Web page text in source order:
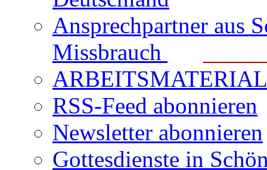
Ansprechpartner aus
Missbrauch
ARBEITSMATERIAL
RSS-Feed abonnieren
Newsletter abonnieren
Gottesdienste in